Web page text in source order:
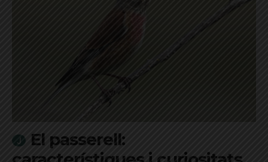
El passerell: